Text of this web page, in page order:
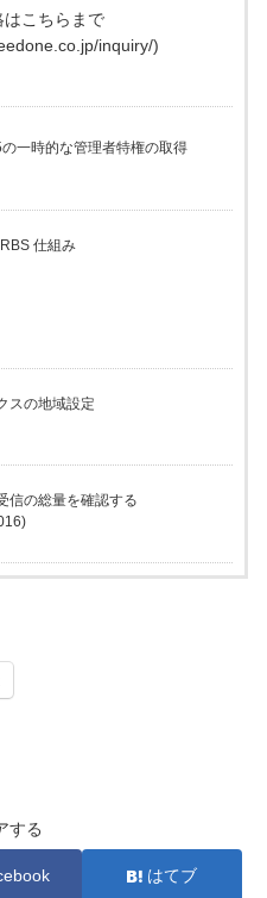
はこちらまで
inquiry/)
一時的な管理者特権の取得
仕組み
スの地域設定
信の総量を確認する
する
はてブ